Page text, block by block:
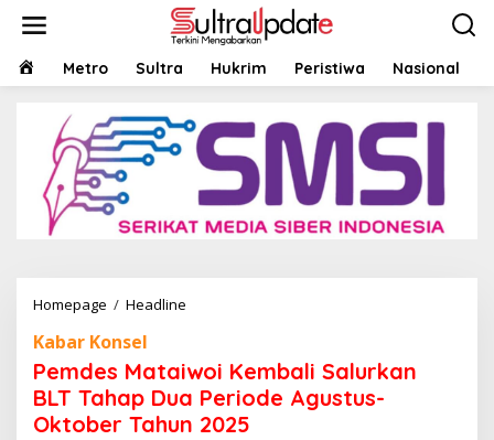
HOMEMetro Sultra Hukrim Peristiwa Nasional
Homepage / Headline
Salurkan
BLT
Tahap
Dua
Kabar Konsel
Pemdes Mataiwoi Kembali Salurkan
BLT Tahap Dua Periode Agustus-
Oktober Tahun 2025